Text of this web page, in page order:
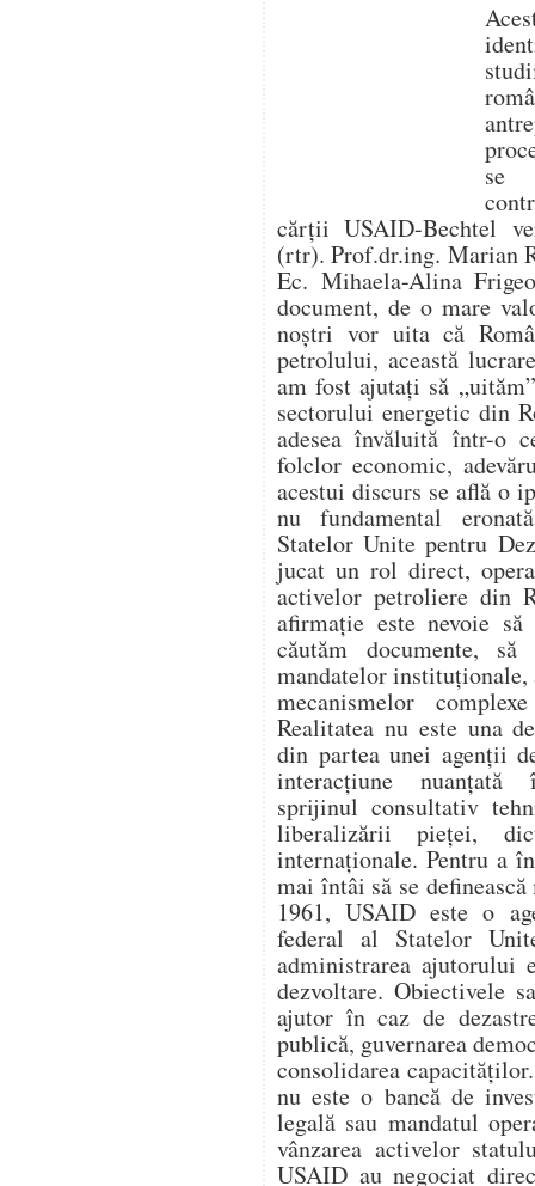
se
cărții USAID-Bechtel
(rtr). Prof.dr.ing. Marian
Ec. Mihaela-Alina
document, de o mare
noștri vor uita că
petrolului, această
am fost ajutați să
sectorului energetic din
adesea învăluită într-o
folclor economic,
acestui discurs se află o
nu fundamental
Statelor Unite pentru
jucat un rol direct,
activelor petroliere din
afirmație este nevoie
căutăm documente,
mandatelor instituționale,
mecanismelor
Realitatea nu este una
din partea unei agenții
interacțiune
sprijinul consultativ
liberalizării pieței,
internaționale. Pentru a
mai întâi să se
1961, USAID este o
federal al Statelor
administrarea ajutorului
dezvoltare. Obiectivele
ajutor în caz de
publică, guvernarea
consolidarea
nu este o bancă de
legală sau mandatul
vânzarea activelor
USAID au negociat